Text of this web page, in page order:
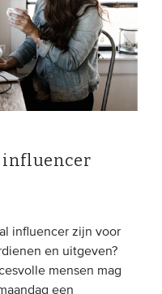
influencer
influencer zijn voor
en uitgeven?
mensen mag
een